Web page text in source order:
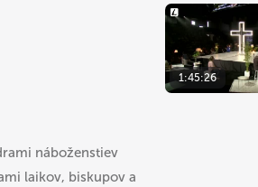
náboženstiev
laikov, biskupov a
1:45:26